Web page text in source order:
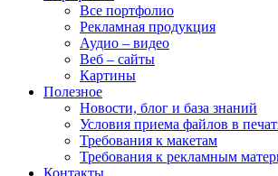
Все портфолио
Рекламная продукция
Аудио – видео
Веб – сайты
Картины
Полезное
Новости, блог и база знаний
Условия приема файлов в
Требования к макетам
Требования к рекламным
Контакты